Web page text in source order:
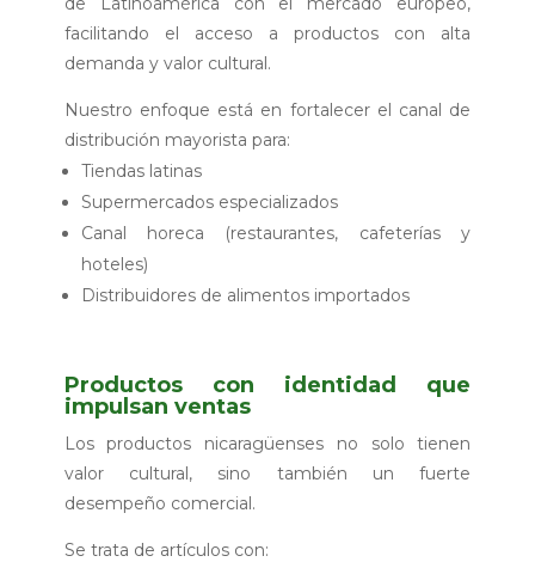
facilitando el acceso a productos con alta
demanda y valor cultural.
Nuestro enfoque está en fortalecer el canal de
distribución mayorista para:
Tiendas latinas
Supermercados especializados
Canal horeca (restaurantes, cafeterías y
hoteles)
Distribuidores de alimentos importados
Productos con identidad que
impulsan ventas
Los productos nicaragüenses no solo tienen
valor cultural, sino también un fuerte
desempeño comercial.
Se trata de artículos con: